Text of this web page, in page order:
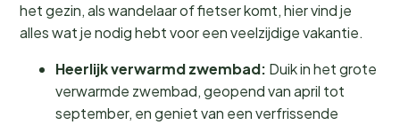
het gezin, als wandelaar of fietser komt, hier vind je
alles wat je nodig hebt voor een veelzijdige vakantie.
Heerlijk verwarmd zwembad: Duik in het grote
verwarmde zwembad, geopend van april tot
september, en geniet van een verfrissende